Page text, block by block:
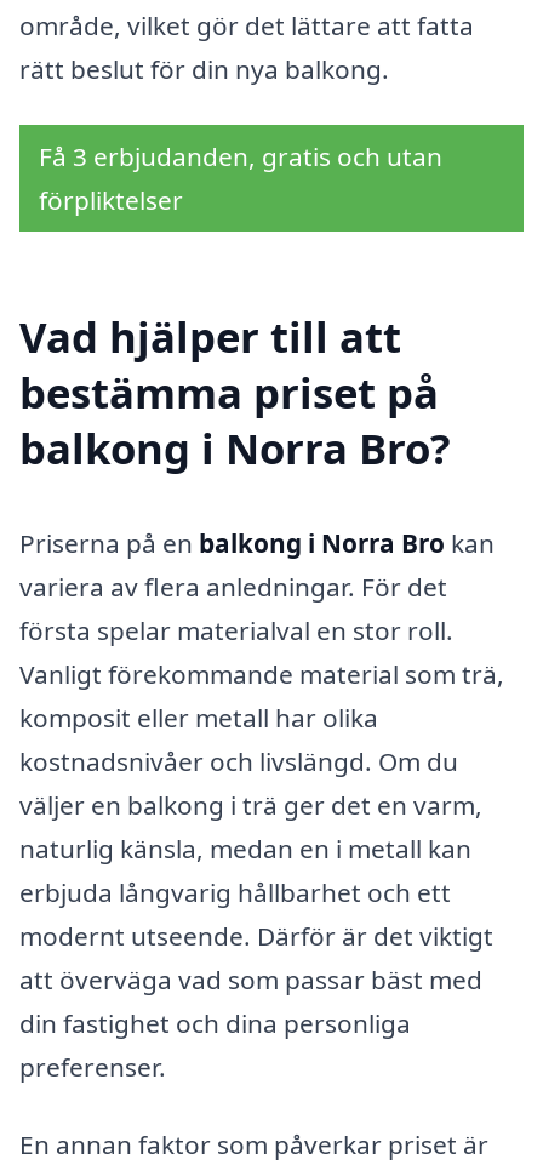
område, vilket gör det lättare att fatta
rätt beslut för din nya balkong.
Få 3 erbjudanden, gratis och utan
förpliktelser
Vad hjälper till att
bestämma priset på
balkong i Norra Bro?
Priserna på en balkong i Norra Bro kan
variera av flera anledningar. För det
första spelar materialval en stor roll.
Vanligt förekommande material som trä,
komposit eller metall har olika
kostnadsnivåer och livslängd. Om du
väljer en balkong i trä ger det en varm,
naturlig känsla, medan en i metall kan
erbjuda långvarig hållbarhet och ett
modernt utseende. Därför är det viktigt
att överväga vad som passar bäst med
din fastighet och dina personliga
preferenser.
En annan faktor som påverkar priset är